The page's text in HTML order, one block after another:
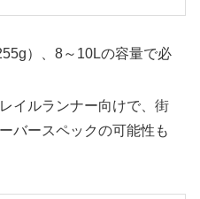
）、8～10Lの容量で必
イルランナー向けで、街
バースペックの可能性も